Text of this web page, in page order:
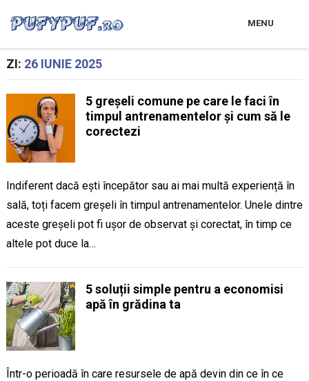
MENU
ZI: 26 IUNIE 2025
5 greșeli comune pe care le faci în
timpul antrenamentelor și cum să le
corectezi
Indiferent dacă ești începător sau ai mai multă experiență în
sală, toți facem greșeli în timpul antrenamentelor. Unele dintre
aceste greșeli pot fi ușor de observat și corectat, în timp ce
altele pot duce la…
5 soluții simple pentru a economisi
apă în grădina ta
Într-o perioadă în care resursele de apă devin din ce în ce